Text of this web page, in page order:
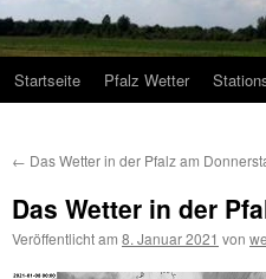
Startseite Pfalz Wetter
← Das Wetter in der Pfalz am
Das Wetter in der
Veröffentlicht am 8. Januar 2021 von